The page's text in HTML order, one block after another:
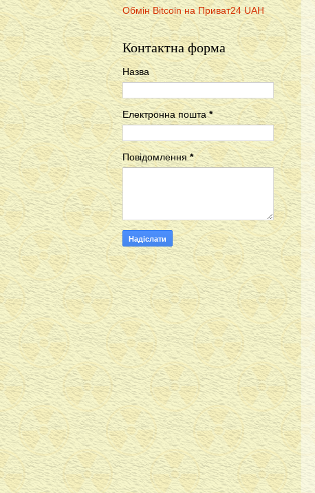
Обмін Bitcoin на Приват24 UAH
Контактна форма
Назва
Електронна пошта*
Повідомлення*